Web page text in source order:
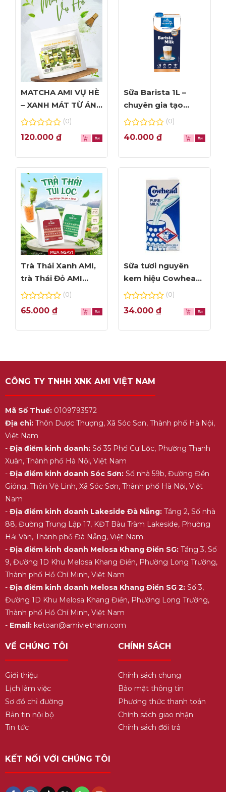
MATCHA AMI VỤ HÈ
– XANH MÁT TỪ ÁNH
NHÌN ĐẦU TIÊN
0
out
5
(0)
120.000 ₫
Sữa Barista 1L –
chuyên gia tạo
Foam đỉnh cao
0
out
5
(0)
40.000 ₫
Trà Thái Xanh AMI,
trà Thái Đỏ AMI
thơm ngon, túi lọc
0
out
5
(0)
65.000 ₫
Sữa tươi nguyên
kem hiệu Cowhead
– hộp 1L
0
out
5
(0)
34.000 ₫
CÔNG TY TNHH XNK AMI VIỆT NAM
Mã Số Thuế:0109793572
Địa chỉ:Thôn Dược Thượng, Xã Sóc Sơn, Thành phố Hà Nội,
Việt Nam
- Địa điểm kinh doanh:Số 35 Phố Cự Lộc, Phường Thanh
Xuân, Thành phố Hà Nội, Việt Nam
- Địa điểm kinh doanh Sóc Sơn:Số nhà 59b, Đường Đền
Gióng, Thôn Vệ Linh, Xã Sóc Sơn, Thành phố Hà Nội, Việt
Nam
- Địa điểm kinh doanh Lakeside Đà Nẵng:Tầng 2, Số nhà
88, Đường Trung Lập 17, KĐT Bàu Tràm Lakeside, Phường
Hải Vân, Thành phố Đà Nẵng, Việt Nam.
- Địa điểm kinh doanh Melosa Khang Điền SG:Tầng 3, Số
9, Đường 1D Khu Melosa Khang Điền, Phường Long Trường,
Thành phố Hồ Chí Minh, Việt Nam
- Địa điểm kinh doanh Melosa Khang Điền SG 2:Số 3,
Đường 1D Khu Melosa Khang Điền, Phường Long Trường,
Thành phố Hồ Chí Minh, Việt Nam
- Email:ketoan@amivietnam.com
VỀ CHÚNG TÔI
Giới thiệu
Lịch làm việc
Sơ đồ chỉ đường
Bản tin nội bộ
Tin tức
CHÍNH SÁCH
Chính sách chung
Bảo mật thông tin
Phương thức thanh toán
Chính sách giao nhận
Chính sách đổi trả
KẾT NỐI VỚI CHÚNG TÔI